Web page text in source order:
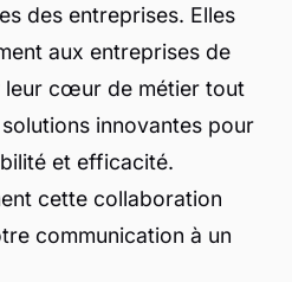
des entreprises. Elles
aux entreprises de
leur cœur de métier tout
innovantes pour
et efficacité.
cette collaboration
communication à un